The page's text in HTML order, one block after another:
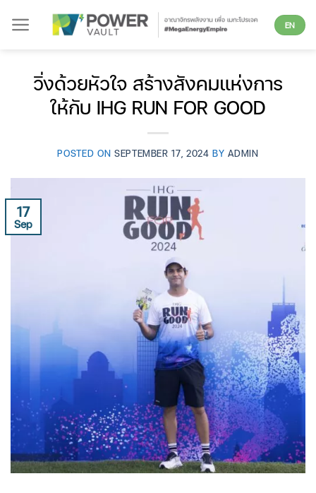
EN
วิ่งด้วยหัวใจ สร้างสังคมแห่งการ
ให้กับ IHG RUN FOR GOOD
POSTED ON SEPTEMBER 17, 2024 BYADMIN
17
Sep